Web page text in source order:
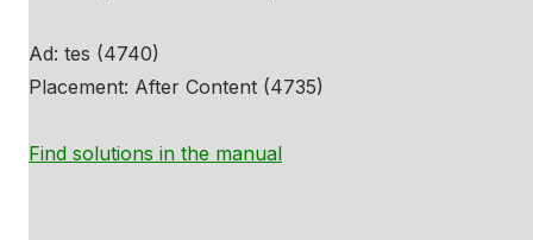
Ad: tes (4740)
Placement: After Content (4735)
Find solutions in the manual